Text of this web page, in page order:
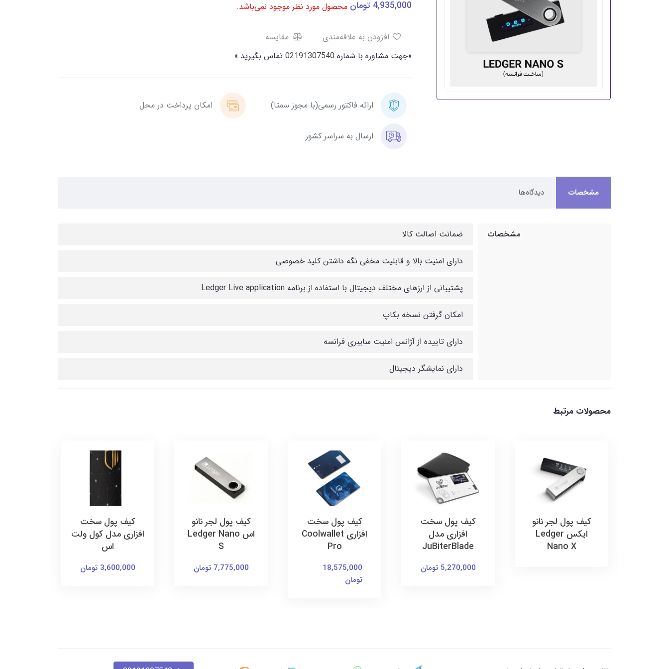
4,935,000 تومان محصول مورد نظر موجود نمی‌باشد.
مقایسه
«جهت مشاوره با شماره 02191307540 تماس بگیرید.»
ارائه فاکتور رسمی(با مجوز سمتا) امکان پرداخت در محل
ارسال به سراسر کشور
مشخصات دیدگاه‌ها
مشخصات ضمانت اصالت کالا
دارای امنیت بالا و قابلیت مخفی نگه داشتن کلید خصوصی
پشتیبانی از ارزهای مختلف دیجیتال با استفاده از برنامه Ledger Live application
امکان گرفتن نسخه بکاپ
دارای تاییده از آژانس امنیت سایبری فرانسه
دارای نمایشگر دیجیتال
محصولات مرتبط
کیف پول لجر نانو
ایکس Ledger
Nano X
کیف پول سخت
افزاری مدل
JuBiterBlade
5,270,000 تومان
کیف پول سخت
افزاری Coolwallet
Pro
18,575,000
تومان
کیف پول لجر نانو
اس Ledger Nano
S
7,775,000 تومان
کیف پول سخت
افزاری مدل کول ولت
اس
3,600,000 تومان